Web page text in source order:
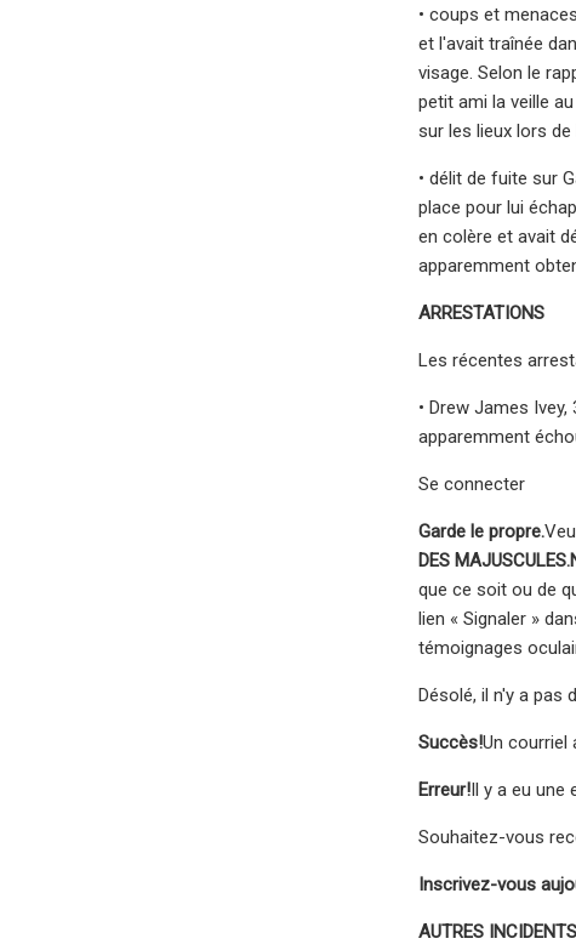
• coups et
et l'avait traînée
visage. Selon le
petit ami la veille
sur les lieux lors
• délit de fuite sur
place pour lui
en colère et avait
apparemment
ARRESTATIONS
Les récentes
• Drew James
apparemment
Se connecter
Garde le propre.
DES MAJUSCULES.
que ce soit ou de
lien « Signaler »
témoignages
Désolé, il n'y a pas
Succès!Un courriel
Erreur!Il y a eu une
Souhaitez-vous
Inscrivez-vous
AUTRES INCIDENTS